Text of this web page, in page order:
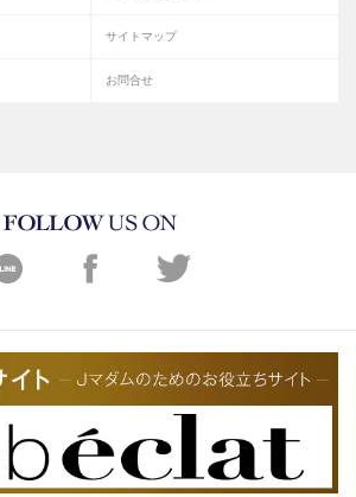
サイトマップ
お問合せ